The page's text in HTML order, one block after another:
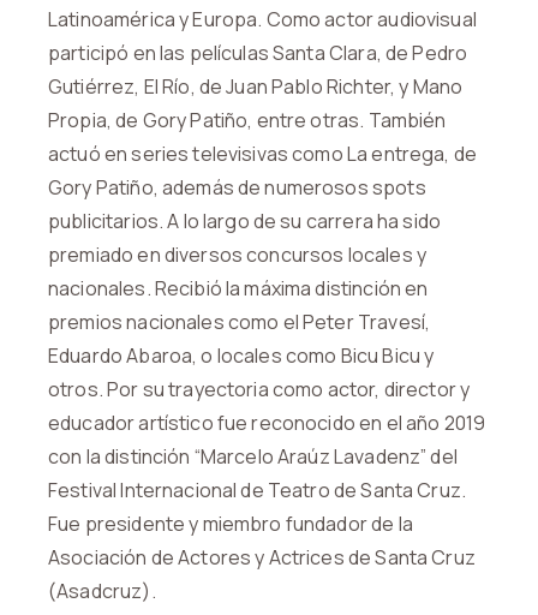
Latinoamérica y Europa. Como actor audiovisual
participó en las películas Santa Clara, de Pedro
Gutiérrez, El Río, de Juan Pablo Richter, y Mano
Propia, de Gory Patiño, entre otras. También
actuó en series televisivas como La entrega, de
Gory Patiño, además de numerosos spots
publicitarios. A lo largo de su carrera ha sido
premiado en diversos concursos locales y
nacionales. Recibió la máxima distinción en
premios nacionales como el Peter Travesí,
Eduardo Abaroa, o locales como Bicu Bicu y
otros. Por su trayectoria como actor, director y
educador artístico fue reconocido en el año 2019
con la distinción “Marcelo Araúz Lavadenz” del
Festival Internacional de Teatro de Santa Cruz.
Fue presidente y miembro fundador de la
Asociación de Actores y Actrices de Santa Cruz
(Asadcruz).